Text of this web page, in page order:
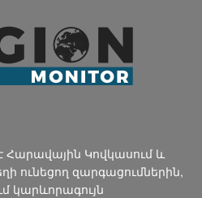
Հարավային Կովկասում և
ունեցող զարգացումներին,
կարևորագույն